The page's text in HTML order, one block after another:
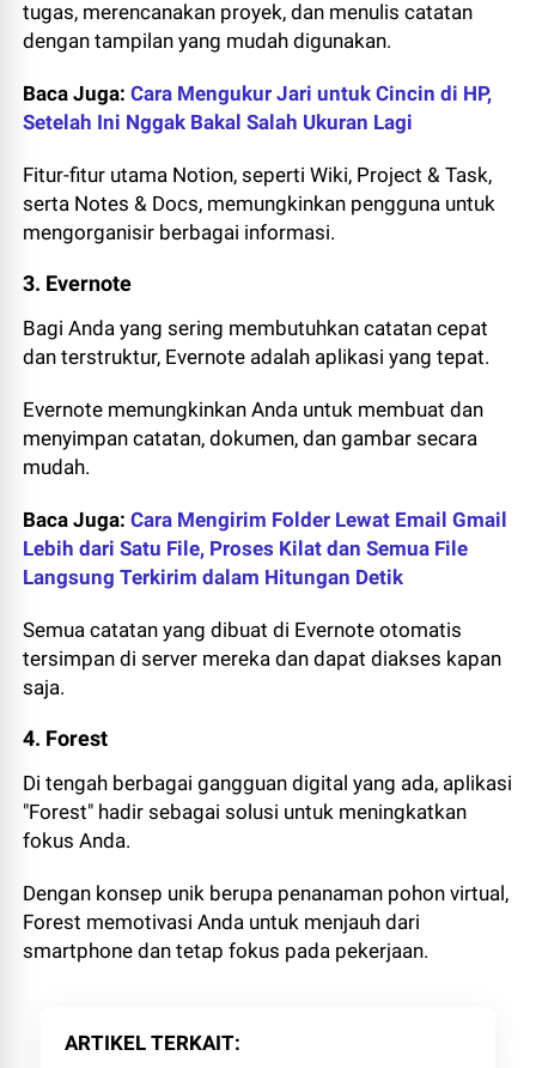
tugas, merencanakan proyek, dan menulis catatan
dengan tampilan yang mudah digunakan.
Baca Juga:Cara Mengukur Jari untuk Cincin di HP,
Setelah Ini Nggak Bakal Salah Ukuran Lagi
Fitur-fitur utama Notion, seperti Wiki, Project & Task,
serta Notes & Docs, memungkinkan pengguna untuk
mengorganisir berbagai informasi.
3. Evernote
Bagi Anda yang sering membutuhkan catatan cepat
dan terstruktur, Evernote adalah aplikasi yang tepat.
Evernote memungkinkan Anda untuk membuat dan
menyimpan catatan, dokumen, dan gambar secara
mudah.
Baca Juga:Cara Mengirim Folder Lewat Email Gmail
Lebih dari Satu File, Proses Kilat dan Semua File
Langsung Terkirim dalam Hitungan Detik
Semua catatan yang dibuat di Evernote otomatis
tersimpan di server mereka dan dapat diakses kapan
saja.
4. Forest
Di tengah berbagai gangguan digital yang ada, aplikasi
"Forest" hadir sebagai solusi untuk meningkatkan
fokus Anda.
Dengan konsep unik berupa penanaman pohon virtual,
Forest memotivasi Anda untuk menjauh dari
smartphone dan tetap fokus pada pekerjaan.
ARTIKEL TERKAIT